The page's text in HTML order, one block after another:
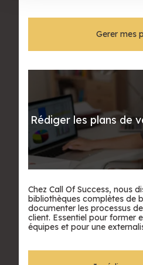
Gerer mes
Rédiger les plans de
Chez Call Of Success, nous
bibliothèques complètes de
documenter les processus
client. Essentiel pour former
équipes et pour une